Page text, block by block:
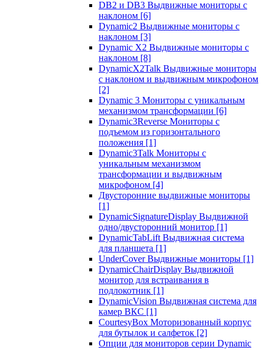
DB2 и DB3 Выдвижные мониторы с
наклоном [6]
Dynamic2 Выдвижные мониторы с
наклоном [3]
Dynamic X2 Выдвижные мониторы с
наклоном [8]
DynamicX2Talk Выдвижные мониторы
с наклоном и выдвижным микрофоном
[2]
Dynamic 3 Мониторы с уникальным
механизмом трансформации [6]
Dynamic3Reverse Мониторы с
подъемом из горизонтального
положения [1]
Dynamic3Talk Мониторы с
уникальным механизмом
трансформации и выдвижным
микрофоном [4]
Двусторонние выдвижные мониторы
[1]
DynamicSignatureDisplay Выдвижной
одно/двусторонний монитор [1]
DynamicTabLift Выдвижная система
для планшета [1]
UnderCover Выдвижные мониторы [1]
DynamicChairDisplay Выдвижной
монитор для встраивания в
подлокотник [1]
DynamicVision Выдвижная система для
камер ВКС [1]
CourtesyBox Моторизованный корпус
для бутылок и салфеток [2]
Опции для мониторов серии Dynamic